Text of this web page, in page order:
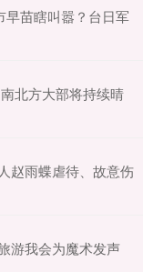
早苗瞎叫嚣？台日军
北方大部将持续晴
赵雨蝶虐待、故意伤
游我会为魔术发声